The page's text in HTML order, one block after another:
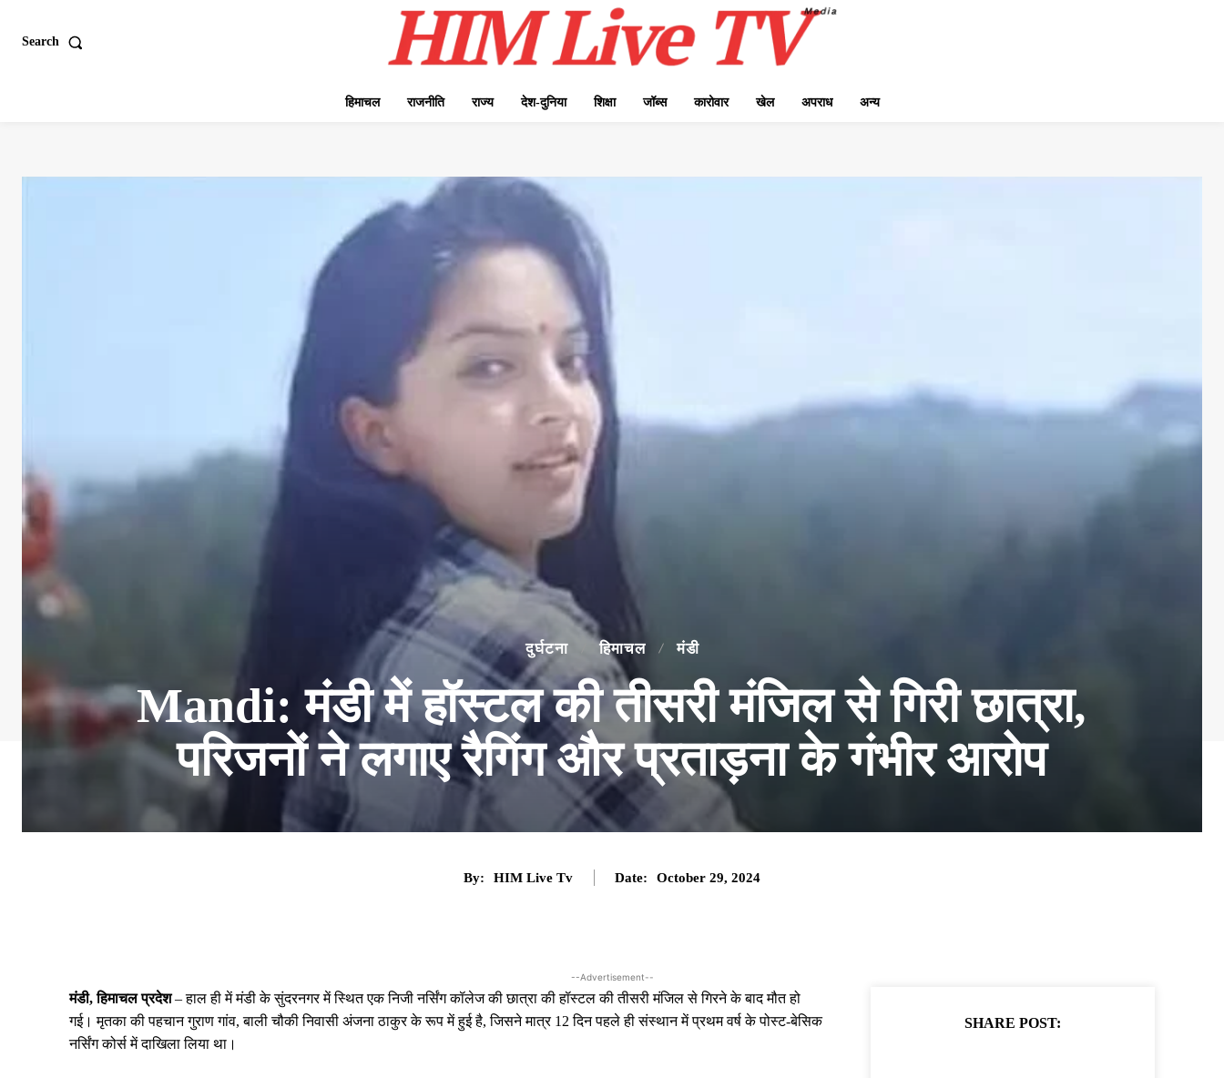
Search
हिमाचल राजनीति राज्य देश-दुनिया शिक्षा जॉब्स कारोवार खेल अपराध अन्य
दुर्घटना हिमाचल मंडी
Mandi: मंडी में हॉस्टल की तीसरी मंजिल से गिरी छात्रा,
परिजनों ने लगाए रैगिंग और प्रताड़ना के गंभीर आरोप
By: HIM Live Tv Date: October 29, 2024
--Advertisement--
मंडी, हिमाचल प्रदेश– हाल ही में मंडी के सुंदरनगर में स्थित एक निजी नर्सिंग कॉलेज की छात्रा की हॉस्टल की तीसरी मंजिल से गिरने के बाद मौत हो
गई। मृतका की पहचान गुराण गांव, बाली चौकी निवासी अंजना ठाकुर के रूप में हुई है, जिसने मात्र 12 दिन पहले ही संस्थान में प्रथम वर्ष के पोस्ट-बेसिक
नर्सिंग कोर्स में दाखिला लिया था।
SHARE POST: